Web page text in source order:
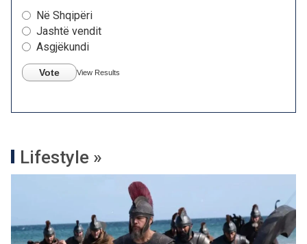
Në Shqipëri
Jashtë vendit
Asgjëkundi
Vote View Results
Lifestyle »